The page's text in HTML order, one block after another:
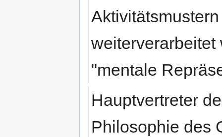
weiterverarbeitet
"mentale
Hauptvertreter
Philosophie des